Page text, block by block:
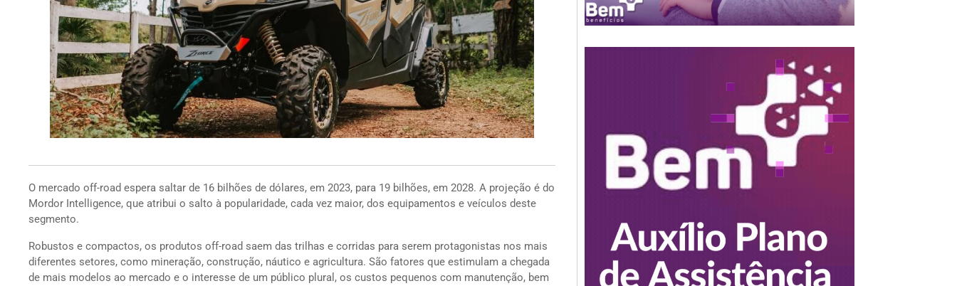
O mercado off-road espera saltar de 16 bilhões de dólares, em 2023, para 19 bilhões, em 2028. A projeção é do
Mordor Intelligence, que atribui o salto à popularidade, cada vez maior, dos equipamentos e veículos deste
segmento.
Robustos e compactos, os produtos off-road saem das trilhas e corridas para serem protagonistas nos mais
diferentes setores, como mineração, construção, náutico e agricultura. São fatores que estimulam a chegada
de mais modelos ao mercado e o interesse de um público plural, os custos pequenos com manutenção, bem